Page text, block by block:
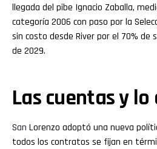
llegada del pibe Ignacio Zaballa,
categoría 2006 con paso por la
sin costo desde River por el 70% de
de 2029.
Las cuentas y
San Lorenzo adoptó una nueva
todos los contratos se fijan en